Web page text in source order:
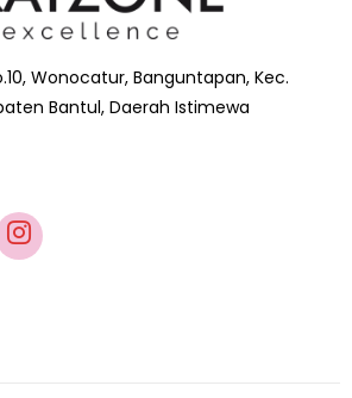
Wonocatur, Banguntapan, Kec.
Bantul, Daerah Istimewa